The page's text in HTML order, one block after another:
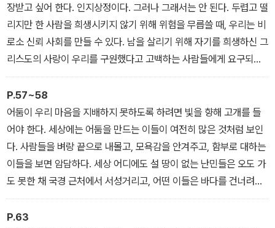
장받고 싶어 한다. 인지상정이다. 그러나 그래서는 안 된다. 두렵고 떨
리지만 한 사람을 희생시키지 않기 위해 위험을 무릅쓸 때, 우리는 비
로소 신뢰 사회를 만들 수 있다. 남을 살리기 위해 자기를 희생하신 그
리스도의 사랑이 우리를 구원했다고 고백하는 사람들에게 요구되는
것은 이런 용기이다. 추상적인 사랑 담론에서 벗어나 우리 곁에 다가
온 사람 하나에게 성심을 다할 때, 문득 새 하늘과 새 땅이 열리고 있
음을 알게 될 것이다
P.57~58
어둠이 우리 마음을 지배하지 못하도록 하려면 빛을 향해 고개를 들
어야 한다. 세상에는 어둠을 만드는 이들이 여전히 많은 것처럼 보인
다. 사람들을 벼랑 끝으로 내몰고, 모욕감을 안겨주고, 함부로 대하는
이들을 보면 암담하다. 세상 어디에도 설 땅이 없는 난민들은 오도 가
도 못한 채 국경 근처에서 서성거리고, 어떤 이들은 바다를 건너려다
검은 물속에 빠지기도 한다. 참 빛을 기다리는 이들은 맥을 놓고 기다
리면 안 된다. 작은 등불 하나라도 밝혀야 한다. 인간의 등불 말이다.
P.63